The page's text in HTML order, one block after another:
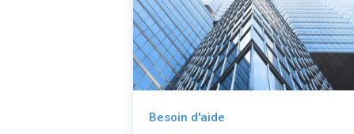
Besoin d'aide